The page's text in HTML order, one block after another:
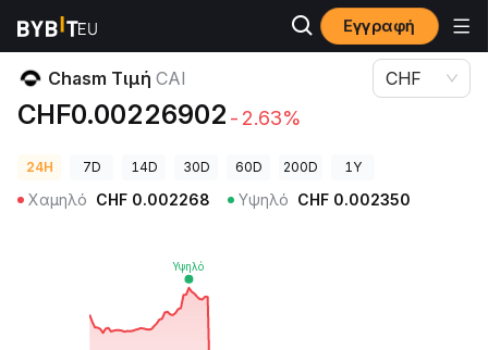
Εγγραφή
Τιμές Κρυπτονομισμάτων Chasm Τιμή CAI
Chasm Τιμή CAI
CHF0.00226902 -2.63%
CHF
24H 7D 14D 30D 60D 200D 1Y
Χαμηλό CHF 0.002268 Υψηλό CHF 0.002350